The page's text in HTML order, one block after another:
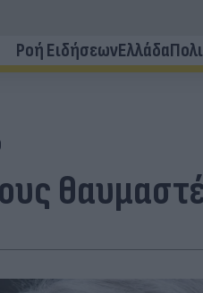
Ροή ΕιδήσεωνΕλλάδα